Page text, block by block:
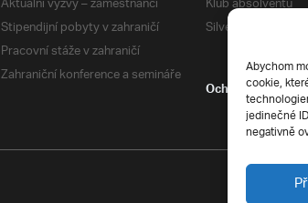
Abychom
cookie,
jedinečné
negativně
Stipendijní pobyty v zahraničí
Pracovní stáže v zahraničí
Zahraniční konference a semináře
Silverius
Ochrana soukromí